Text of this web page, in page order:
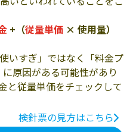
+（従量単価 × 使用量）
いすぎ」ではなく「料金プ
原因がある可能性があり
と従量単価をチェックして
検針票の見方はこちら